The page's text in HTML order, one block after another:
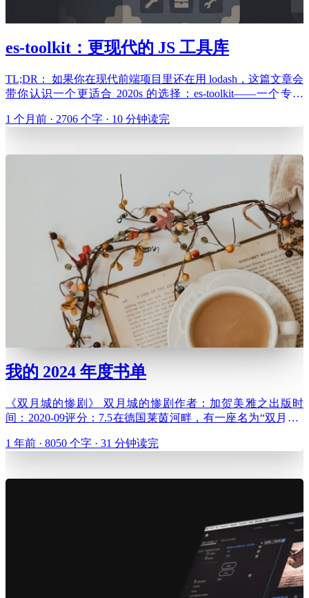
es-toolkit：更现代的 JS 工具库
TL;DR： 如果你在现代前端项目里还在用 lodash，这篇文章会
带你认识一个更适合 2020s 的选择：es-toolkit——一个专为
往只有 lodash 的几十分之一，性能普遍快 2–3 倍，并
1 个月前 · 2706 个字 · 10 分钟读完
我的 2024 年度书单
《双月城的惨剧》 双月城的惨剧作者：加贺美雅之出版时
间：2020-09评分：7.5在德国莱茵河畔，有一座名为“双月城”
入双月城想要欺辱城主的两个女儿，这时身着纯黑铠甲、手持
1 年前 · 8050 个字 · 31 分钟读完